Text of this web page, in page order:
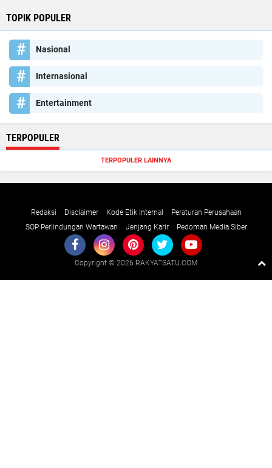
TOPIK POPULER
Nasional
Internasional
Entertainment
TERPOPULER
TERPOPULER LAINNYA
Redaksi Disclaimer Kode Etik Internal
Peraturan Perusahaan
SOP Perlindungan Wartawan
Jenjang Karir Pedoman Media Siber
Copyright © 2026 RAKYATSATU.COM
Raushan